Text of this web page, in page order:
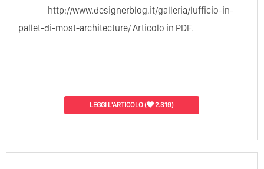
http://www.designerblog.it/galleria/lufficio-in-
pallet-di-most-architecture/ Articolo in PDF.
LEGGI L'ARTICOLO( 2.319)